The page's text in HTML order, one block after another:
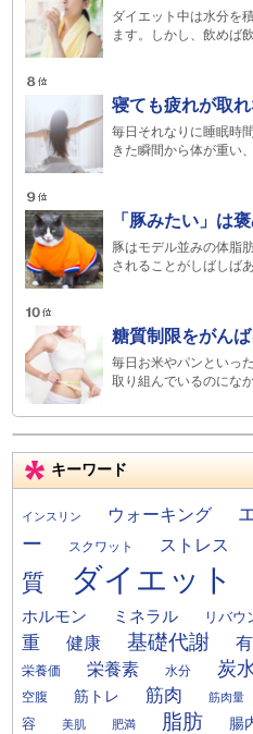
ダイエット中は水分を
ます。しかし、飲めば
寝ても疲れが取
毎日それなりに睡眠時
きた瞬間から体が重い
「豚みたい」は
豚はモデル並みの体脂
されることがしばしば
糖質制限をがん
毎日お米やパンといっ
取り組んでいるのにな
キーワード
インスリン ウォーキング
ー
スクワット ストレス
質
ダイエット
ホルモン ミネラル リバウ
重
健康 基礎代謝
栄養価 栄養素 水分 炭
空腹 筋トレ 筋肉 筋肉量
容
美肌 肥満 脂肪 腸